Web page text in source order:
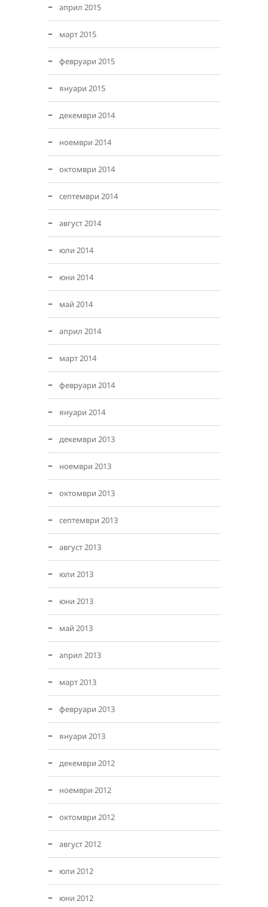
април 2015
март 2015
февруари 2015
януари 2015
декември 2014
ноември 2014
октомври 2014
септември 2014
август 2014
юли 2014
юни 2014
май 2014
април 2014
март 2014
февруари 2014
януари 2014
декември 2013
ноември 2013
октомври 2013
септември 2013
август 2013
юли 2013
юни 2013
май 2013
април 2013
март 2013
февруари 2013
януари 2013
декември 2012
ноември 2012
октомври 2012
август 2012
юли 2012
юни 2012